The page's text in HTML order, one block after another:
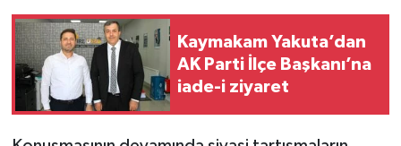
Kaymakam Yakuta’dan
AK Parti İlçe Başkanı’na
iade-i ziyaret